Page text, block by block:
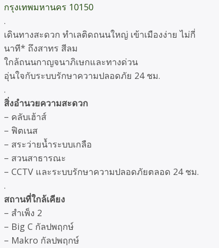
กรุงเทพมหานคร 10150
.
เดินทางสะดวก ทำเลติดถนนใหญ่ เข้าเมืองง่าย ไม่กี่
นาที* ถึงสาทร สีลม
ใกล้ถนนกาญจนาภิเษกและทางด่วน
อุ่นใจกับระบบรักษาความปลอดภัย 24 ชม.
.
สิ่งอำนวยความสะดวก
– คลับเฮ้าส์
– ฟิตเนส
– สระว่ายน้ำระบบเกลือ
– สวนสาธารณะ
– CCTV และระบบรักษาความปลอดภัยตลอด 24 ชม.
.
สถานที่ใกล้เคียง
– สำเพ็ง 2
– Big C กัลปพฤกษ์
– Makro กัลปพฤกษ์